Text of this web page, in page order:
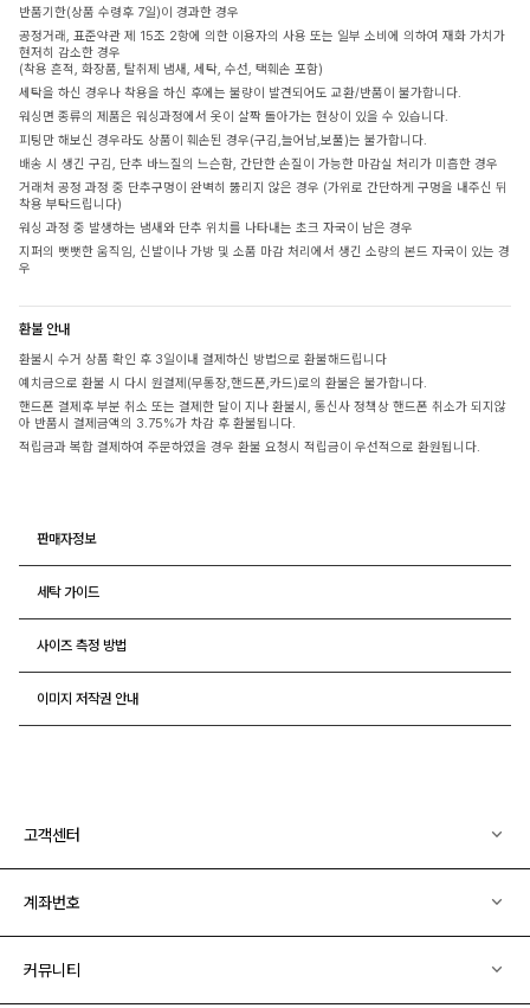
반품기한(상품 수령후 7일)이 경과한 경우
공정거래, 표준약관 제 15조 2항에 의한 이용자의 사용 또는 일부 소비에 의하여 재화 가치가
현저히 감소한 경우
(착용 흔적, 화장품, 탈취제 냄새, 세탁, 수선, 택훼손 포함)
세탁을 하신 경우나 착용을 하신 후에는 불량이 발견되어도 교환/반품이 불가합니다.
워싱면 종류의 제품은 워싱과정에서 옷이 살짝 돌아가는 현상이 있을 수 있습니다.
피팅만 해보신 경우라도 상품이 훼손된 경우(구김,늘어남,보풀)는 불가합니다.
배송 시 생긴 구김, 단추 바느질의 느슨함, 간단한 손질이 가능한 마감실 처리가 미흡한 경우
거래처 공정 과정 중 단추구멍이 완벽히 뚫리지 않은 경우 (가위로 간단하게 구멍을 내주신 뒤
착용 부탁드립니다)
워싱 과정 중 발생하는 냄새와 단추 위치를 나타내는 초크 자국이 남은 경우
지퍼의 뻣뻣한 움직임, 신발이나 가방 및 소품 마감 처리에서 생긴 소량의 본드 자국이 있는 경
우
환불 안내
환불시 수거 상품 확인 후 3일이내 결제하신 방법으로 환불해드립니다
예치금으로 환불 시 다시 원결제(무통장,핸드폰,카드)로의 환불은 불가합니다.
핸드폰 결제후 부분 취소 또는 결제한 달이 지나 환불시, 통신사 정책상 핸드폰 취소가 되지않
아 반품시 결제금액의 3.75%가 차감 후 환불됩니다.
적립금과 복합 결제하여 주문하였을 경우 환불 요청시 적립금이 우선적으로 환원됩니다.
판매자정보
세탁 가이드
사이즈 측정 방법
이미지 저작권 안내
고객센터
계좌번호
커뮤니티